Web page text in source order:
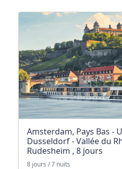
Amsterdam, Pays Bas -
Dusseldorf - Vallée du
Rudesheim , 8 jours
8 jours / 7 nuits